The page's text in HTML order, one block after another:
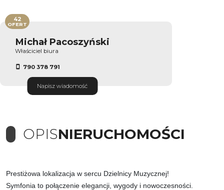
Michał Pacoszyński
Właściciel biura
790 378 791
Napisz wiadomość
42
OFERT
OPISNIERUCHOMOŚCI
Prestiżowa lokalizacja w sercu Dzielnicy Muzycznej!
Symfonia to połączenie elegancji, wygody i nowoczesności.